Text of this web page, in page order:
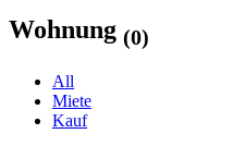
Wohnung (0)
All
Miete
Kauf